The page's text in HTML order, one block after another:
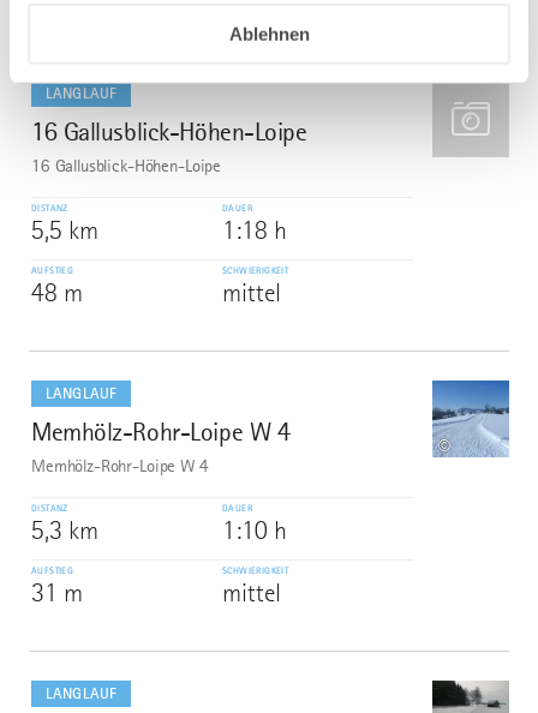
Ablehnen
LANGLAUF
6
16 Gallusblick-Höhen-Loipe
16 Gallusblick-Höhen-Loipe
DISTANZ
5,5 km
DAUER
1:18 h
AUFSTIEG
48 m
SCHWIERIGKEIT
mittel
dazu
LANGLAUF
7
Memhölz-Rohr-Loipe W 4
©
Memhölz-Rohr-Loipe W 4
DISTANZ
5,3 km
DAUER
1:10 h
AUFSTIEG
31 m
SCHWIERIGKEIT
mittel
dazu
LANGLAUF
dazu